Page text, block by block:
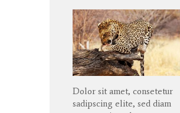
Dolor sit amet, consetetur
sadipscing elite, sed diam